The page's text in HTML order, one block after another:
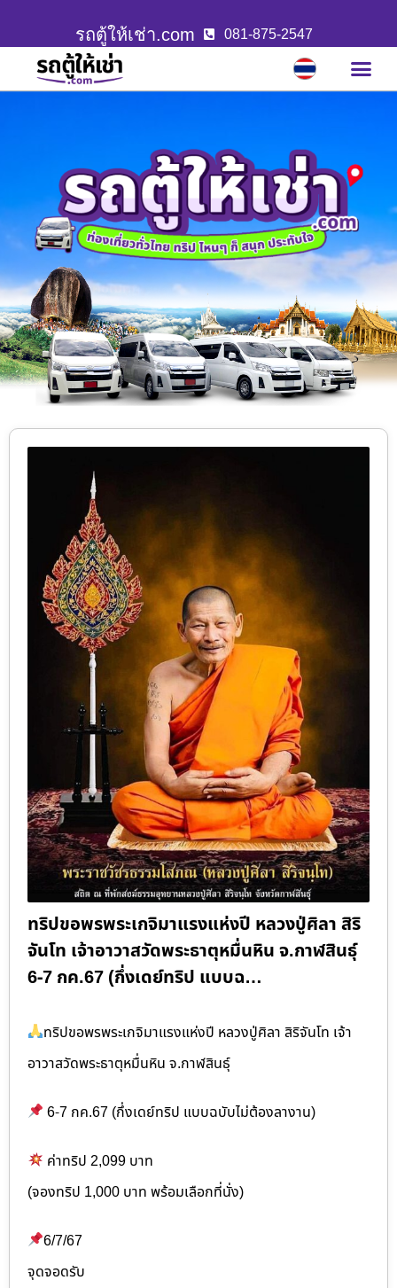
รถตู้ให้เช่า.com 081-875-2547
ทริปขอพรพระเกจิมาแรงแห่งปี หลวงปู่ศิลา สิริ
จันโท เจ้าอาวาสวัดพระธาตุหมื่นหิน จ.กาฬสินธุ์
6-7 กค.67 (กึ่งเดย์ทริป แบบฉ…
ทริปขอพรพระเกจิมาแรงแห่งปี หลวงปู่ศิลา สิริจันโท เจ้า
อาวาสวัดพระธาตุหมื่นหิน จ.กาฬสินธุ์
6-7 กค.67 (กึ่งเดย์ทริป แบบฉบับไม่ต้องลางาน)
ค่าทริป 2,099 บาท
(จองทริป 1,000 บาท พร้อมเลือกที่นั่ง)
6/7/67
จุดจอดรับ